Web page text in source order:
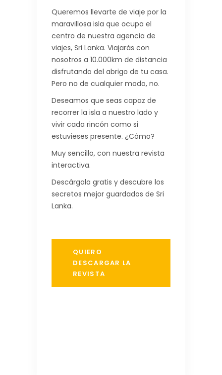
Queremos llevarte de viaje por la
maravillosa isla que ocupa el
centro de nuestra agencia de
viajes, Sri Lanka. Viajarás con
nosotros a 10.000km de distancia
disfrutando del abrigo de tu casa.
Pero no de cualquier modo, no.
Deseamos que seas capaz de
recorrer la isla a nuestro lado y
vivir cada rincón como si
estuvieses presente. ¿Cómo?
Muy sencillo, con nuestra revista
interactiva.
Descárgala gratis y descubre los
secretos mejor guardados de Sri
Lanka.
QUIERO
DESCARGAR LA
REVISTA